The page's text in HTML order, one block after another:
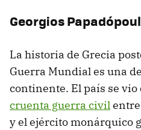
Georgios
La historia de Grecia
Guerra Mundial es una
continente. El país se vio
cruenta guerra civil
y el ejército monárquico